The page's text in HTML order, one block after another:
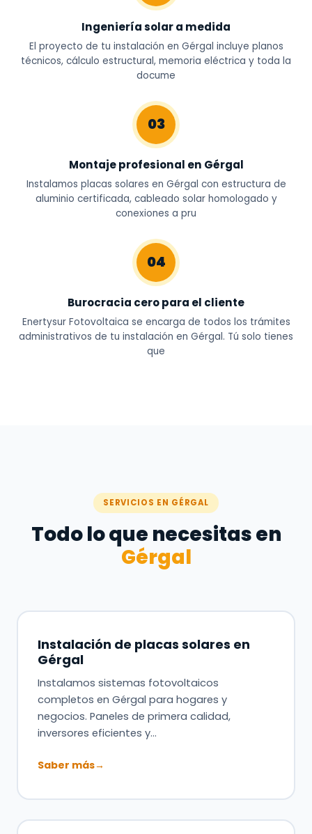
Ingeniería solar a medida
El proyecto de tu instalación en Gérgal incluye planos
técnicos, cálculo estructural, memoria eléctrica y toda la
docume
03
Montaje profesional en Gérgal
Instalamos placas solares en Gérgal con estructura de
aluminio certificada, cableado solar homologado y
conexiones a pru
04
Burocracia cero para el cliente
Enertysur Fotovoltaica se encarga de todos los trámites
administrativos de tu instalación en Gérgal. Tú solo tienes
que
SERVICIOS EN GÉRGAL
Todo lo que necesitas en
Gérgal
Instalación de placas solares en
Gérgal
Instalamos sistemas fotovoltaicos
completos en Gérgal para hogares y
negocios. Paneles de primera calidad,
inversores eficientes y…
Saber más→